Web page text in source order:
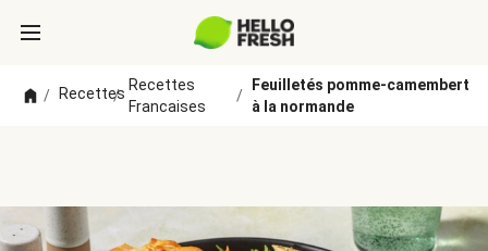
/ Recettes
/
Recettes
Francaises
/
Feuilletés pomme-camembert
à la normande